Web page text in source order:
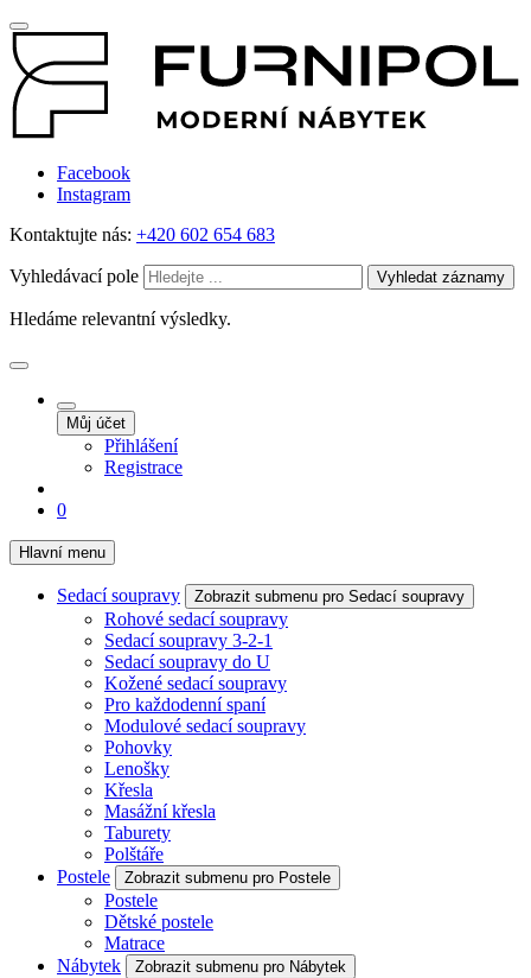
Facebook
Instagram
Kontaktujte nás: +420 602 654 683
Vyhledávací pole Vyhledat záznamy
Hledáme relevantní výsledky.
Můj účet
Přihlášení
Registrace
0
Hlavní menu
Sedací soupravy Zobrazit submenu pro Sedací soupravy
Rohové sedací soupravy
Sedací soupravy 3-2-1
Sedací soupravy do U
Kožené sedací soupravy
Pro každodenní spaní
Modulové sedací soupravy
Pohovky
Lenošky
Křesla
Masážní křesla
Taburety
Polštáře
Postele
Zobrazit submenu pro Postele
Postele
Dětské postele
Matrace
Nábytek
Zobrazit submenu pro Nábytek